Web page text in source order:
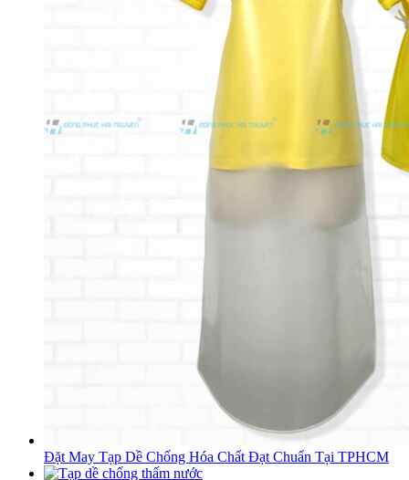
Đặt May Tạp Dề Chống Hóa Chất Đạt Chuẩn Tại TPHCM